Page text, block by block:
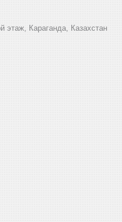
этаж, Караганда, Казахстан